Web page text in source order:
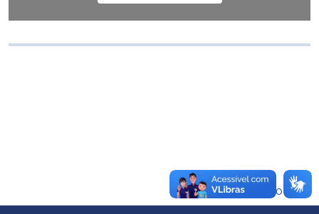
Ministério da Saúde
Voltar ao topo